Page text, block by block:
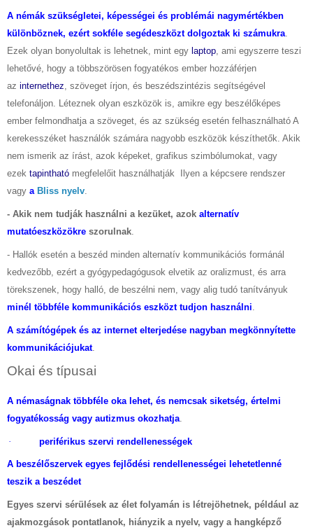
A némák szükségletei, képességei és problémái nagymértékben
különböznek, ezért sokféle segédeszközt dolgoztak ki számukra
Ezek olyan bonyolultak is lehetnek, mint egy laptop , ami egyszerre teszi
lehetővé, hogy a többszörösen fogyatékos ember hozzáférjen
az internethez , szöveget írjon, és beszédszintézis segítségével
telefonáljon. Léteznek olyan eszközök is, amikre egy beszélőképes
ember felmondhatja a szöveget, és az szükség esetén felhasználható A
kerekesszéket használók számára nagyobb eszközök készíthetők. Akik
nem ismerik az írást, azok képeket, grafikus szimbólumokat, vagy
ezek tapintható megfelelőit használhatják
Ilyen a képcsere rendszer
vagy a Bliss nyelv
- Akik nem tudják használni a kezüket, azok alternatív
mutatóeszközökre szorulnak
- Hallók esetén a beszéd minden alternatív kommunikációs formánál
kedvezőbb, ezért a gyógypedagógusok elvetik az oralizmust, és arra
törekszenek, hogy halló, de beszélni nem, vagy alig tudó tanítványuk
minél többféle kommunikációs eszközt tudjon használni
A számítógépek és az internet elterjedése nagyban megkönnyítette
kommunikációjukat.
Okai és típusai
A némaságnak többféle oka lehet, és nemcsak siketség, értelmi
fogyatékosság vagy autizmus okozhatja.
· periférikus szervi rendellenességek
A beszélőszervek egyes fejlődési rendellenességei lehetetlenné
teszik a beszédet
Egyes szervi sérülések az élet folyamán is létrejöhetnek, például az
ajakmozgások pontatlanok, hiányzik a nyelv, vagy a hangképző